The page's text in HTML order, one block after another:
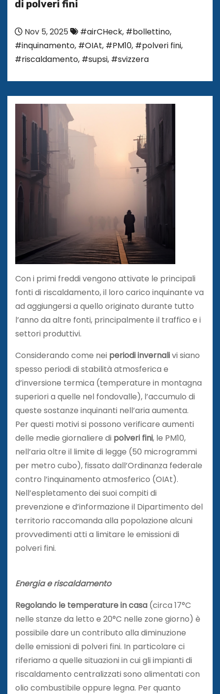
di polveri fini
Nov 5, 2025 #airCHeck, #bollettino,
#inquinamento, #OIAt, #PM10, #polveri fini,
#riscaldamento, #supsi, #svizzera
Con i primi freddi vengono attivate le principali
fonti di riscaldamento, il loro carico inquinante va
ad aggiungersi a quello originato durante tutto
l’anno da altre fonti, principalmente il traffico e i
settori produttivi.
Considerando come nei periodi invernalivi siano
spesso periodi di stabilità atmosferica e
d’inversione termica (temperature in montagna
superiori a quelle nel fondovalle), l’accumulo di
queste sostanze inquinanti nell’aria aumenta.
Per questi motivi si possono verificare aumenti
delle medie giornaliere di polveri fini, le PM10,
nell’aria oltre il limite di legge (50 microgrammi
per metro cubo), fissato dall’Ordinanza federale
contro l’inquinamento atmosferico (OIAt).
Nell’espletamento dei suoi compiti di
prevenzione e d’informazione il Dipartimento del
territorio raccomanda alla popolazione alcuni
provvedimenti atti a limitare le emissioni di
polveri fini.
Energia e riscaldamento
Regolando le temperature in casa (circa 17°C
nelle stanze da letto e 20°C nelle zone giorno) è
possibile dare un contributo alla diminuzione
delle emissioni di polveri fini. In particolare ci
riferiamo a quelle situazioni in cui gli impianti di
riscaldamento centralizzati sono alimentati con
olio combustibile oppure legna. Per quanto